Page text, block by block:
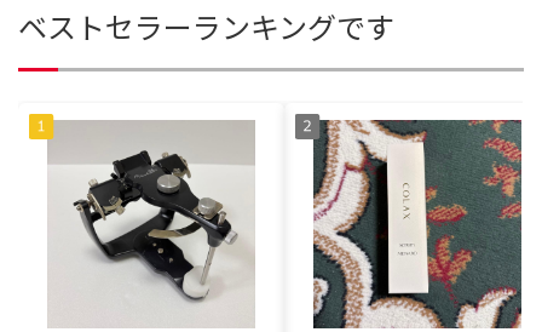
ベストセラーランキングです